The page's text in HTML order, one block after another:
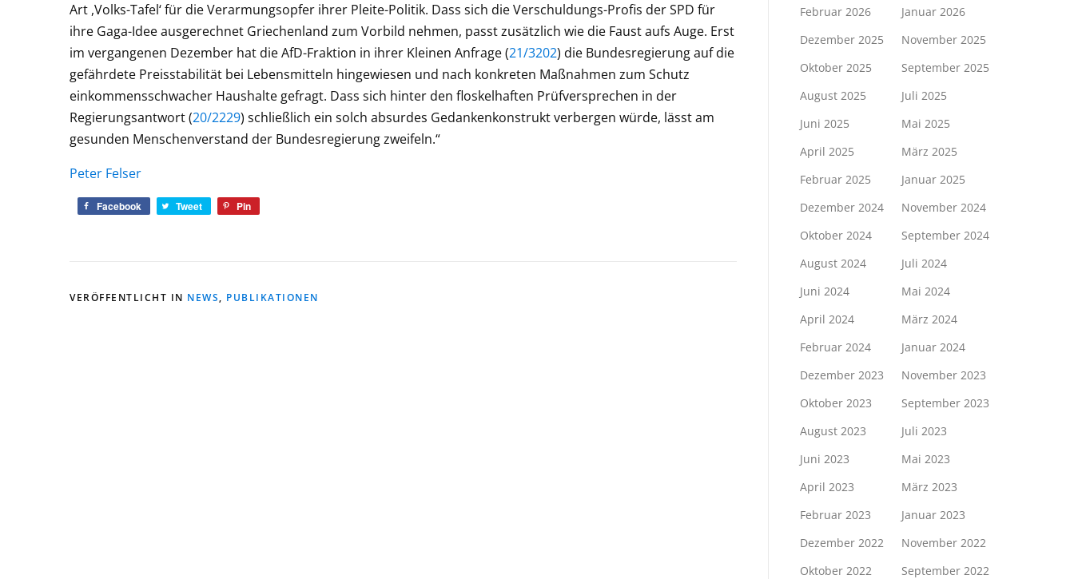
Art ,Volks-Tafel‘ für die Verarmungsopfer ihrer Pleite-Politik. Dass sich die Verschuldungs-Profis der SPD für
ihre Gaga-Idee ausgerechnet Griechenland zum Vorbild nehmen, passt zusätzlich wie die Faust aufs Auge. Erst
im vergangenen Dezember hat die AfD-Fraktion in ihrer Kleinen Anfrage (21/3202) die Bundesregierung auf die
gefährdete Preisstabilität bei Lebensmitteln hingewiesen und nach konkreten Maßnahmen zum Schutz
einkommensschwacher Haushalte gefragt. Dass sich hinter den floskelhaften Prüfversprechen in der
Regierungsantwort (20/2229) schließlich ein solch absurdes Gedankenkonstrukt verbergen würde, lässt am
gesunden Menschenverstand der Bundesregierung zweifeln.“
Peter Felser
Facebook Tweet Pin
VERÖFFENTLICHT IN NEWS, PUBLIKATIONEN
Februar 2026
Januar 2026
Dezember 2025
November 2025
Oktober 2025
September 2025
August 2025
Juli 2025
Juni 2025
Mai 2025
April 2025
März 2025
Februar 2025
Januar 2025
Dezember 2024
November 2024
Oktober 2024
September 2024
August 2024
Juli 2024
Juni 2024
Mai 2024
April 2024
März 2024
Februar 2024
Januar 2024
Dezember 2023
November 2023
Oktober 2023
September 2023
August 2023
Juli 2023
Juni 2023
Mai 2023
April 2023
März 2023
Februar 2023
Januar 2023
Dezember 2022
November 2022
Oktober 2022
September 2022